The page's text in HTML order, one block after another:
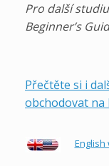
Pro další
Beginner’s
Přečtěte si i
obchodovat na
English